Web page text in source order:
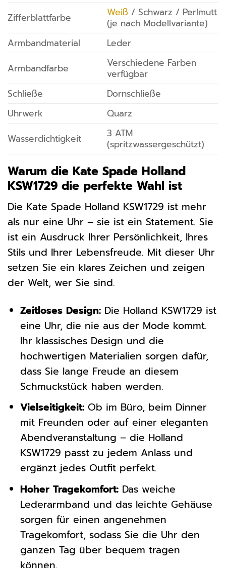
Zifferblattfarbe
Weiß/ Schwarz / Perlmutt
(je nach Modellvariante)
Armbandmaterial
Leder
Armbandfarbe
Verschiedene Farben
verfügbar
Schließe
Dornschließe
Uhrwerk
Quarz
Wasserdichtigkeit
3 ATM
(spritzwassergeschützt)
Warum die Kate Spade Holland
KSW1729 die perfekte Wahl ist
Die Kate Spade Holland KSW1729 ist mehr
als nur eine Uhr – sie ist ein Statement. Sie
ist ein Ausdruck Ihrer Persönlichkeit, Ihres
Stils und Ihrer Lebensfreude. Mit dieser Uhr
setzen Sie ein klares Zeichen und zeigen
der Welt, wer Sie sind.
Zeitloses Design:Die Holland KSW1729 ist
eine Uhr, die nie aus der Mode kommt.
Ihr klassisches Design und die
hochwertigen Materialien sorgen dafür,
dass Sie lange Freude an diesem
Schmuckstück haben werden.
Vielseitigkeit:Ob im Büro, beim Dinner
mit Freunden oder auf einer eleganten
Abendveranstaltung – die Holland
KSW1729 passt zu jedem Anlass und
ergänzt jedes Outfit perfekt.
Hoher Tragekomfort:Das weiche
Lederarmband und das leichte Gehäuse
sorgen für einen angenehmen
Tragekomfort, sodass Sie die Uhr den
ganzen Tag über bequem tragen